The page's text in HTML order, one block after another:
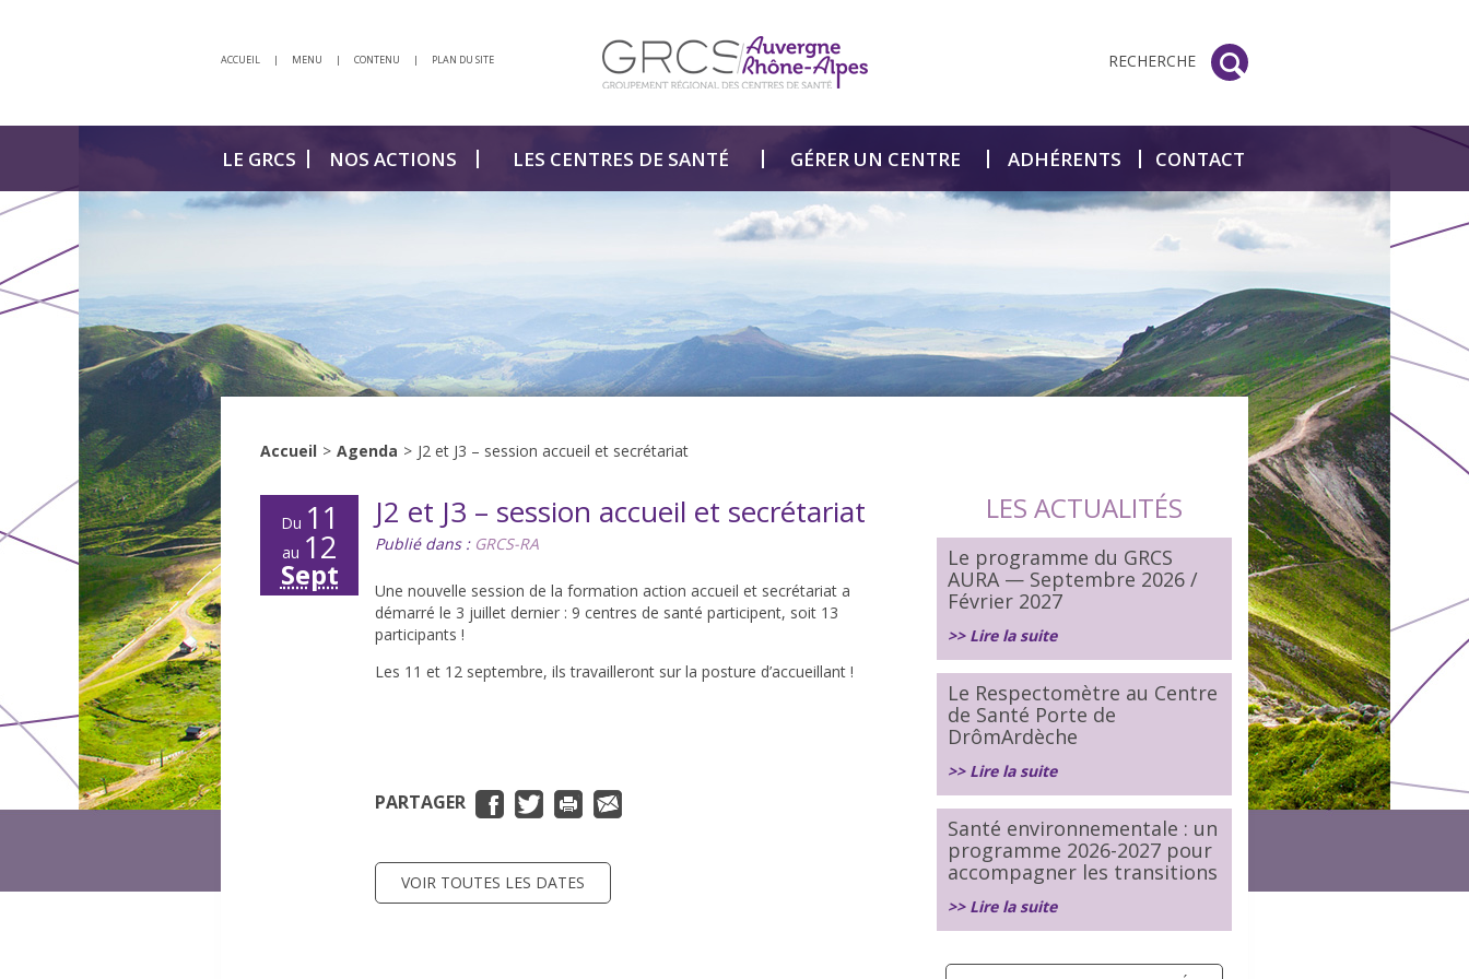
ACCUEIL | MENU | CONTENU | PLAN DU SITE RECHERCHE
LE GRCS NOS ACTIONS LES CENTRES DE SANTÉ GÉRER UN CENTRE ADHÉRENTS CONTACT
Accueil > Agenda > J2 et J3 – session accueil et secrétariat
Du 11
au 12
Sept
J2 et J3 – session accueil et secrétariat
Publié dans : GRCS-RA
Une nouvelle session de la formation action accueil et secrétariat a
démarré le 3 juillet dernier : 9 centres de santé participent, soit 13
participants !
Les 11 et 12 septembre, ils travailleront sur la posture d’accueillant !
PARTAGER
VOIR TOUTES LES DATES
LES ACTUALITÉS
Le programme du GRCS
AURA — Septembre 2026 /
Février 2027
>> Lire la suite
Le Respectomètre au Centre
de Santé Porte de
DrômArdèche
>> Lire la suite
Santé environnementale : un
programme 2026-2027 pour
accompagner les transitions
>> Lire la suite